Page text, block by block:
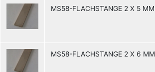
MS58-FLACHSTANGE 2 X 5 MM
MS58-FLACHSTANGE 2 X 6 MM